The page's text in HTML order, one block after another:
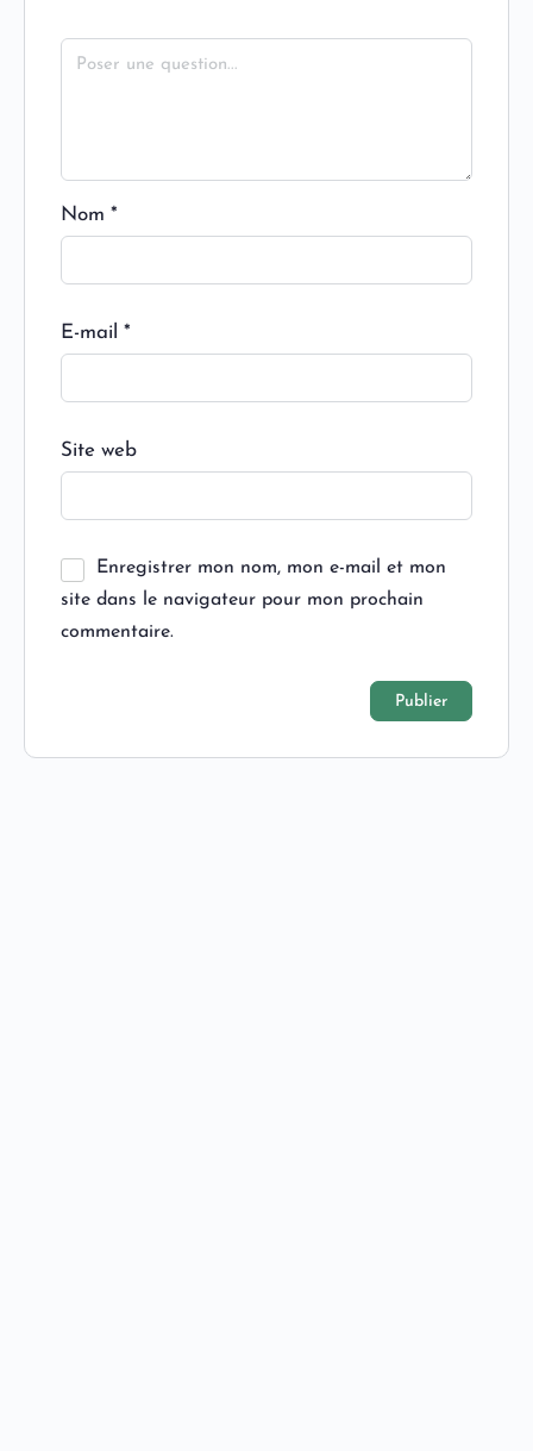
Nom *
E-mail *
Site web
Enregistrer mon nom, mon e-mail et mon
site dans le navigateur pour mon prochain
commentaire.